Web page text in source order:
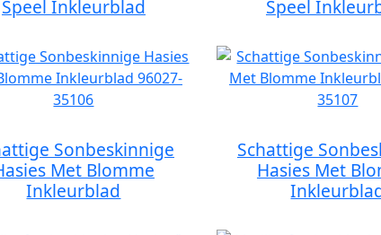
Speel Inkleurblad
Speel
Sonbeskinnige
Met Blomme
Inkleurblad
Schattige
Hasies Met